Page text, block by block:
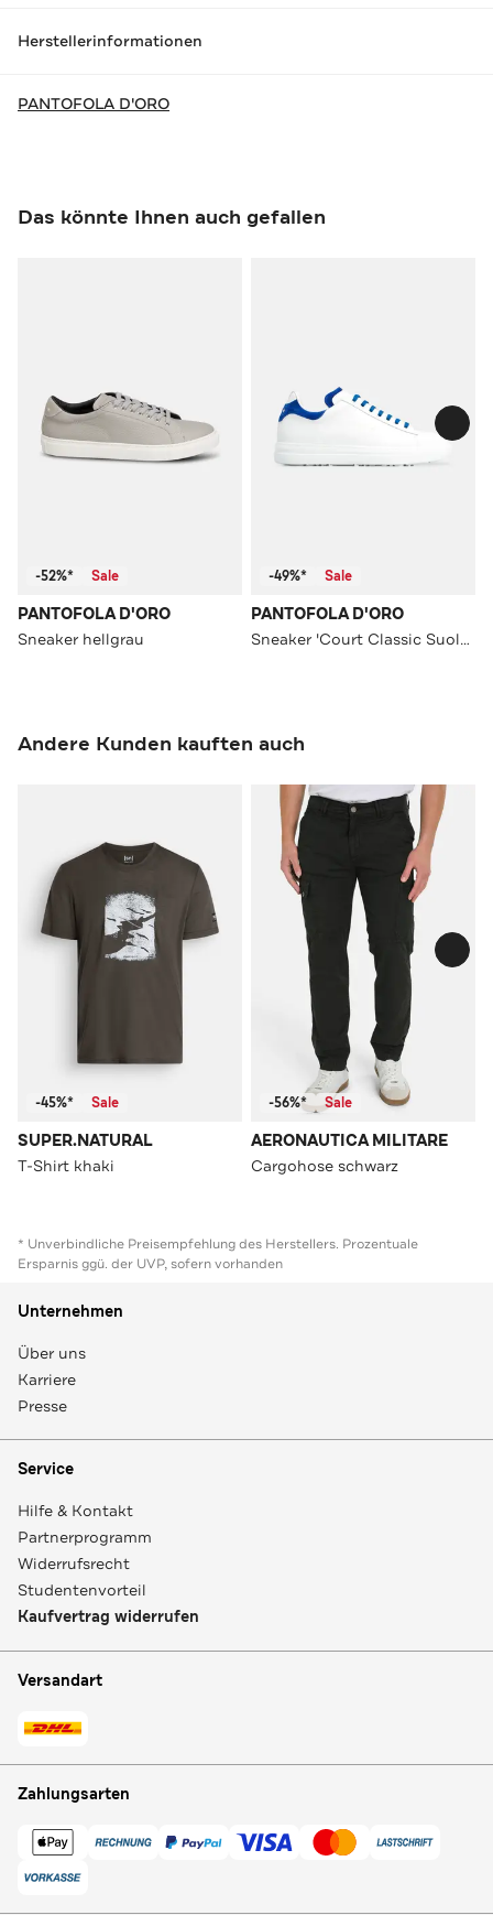
Herstellerinformationen
PANTOFOLA D'ORO
Das könnte Ihnen auch gefallen
-52%* Sale
PANTOFOLA D'ORO
Sneaker hellgrau
-49%* Sale
PANTOFOLA D'ORO
Sneaker 'Court Classic Suola' zweifarbig
Andere Kunden kauften auch
-45%* Sale
SUPER.NATURAL
T-Shirt khaki
-56%* Sale
AERONAUTICA MILITARE
Cargohose schwarz
* Unverbindliche Preisempfehlung des Herstellers. Prozentuale
Ersparnis ggü. der UVP, sofern vorhanden
Unternehmen
Über uns
Karriere
Presse
Service
Hilfe & Kontakt
Partnerprogramm
Widerrufsrecht
Studentenvorteil
Kaufvertrag widerrufen
Versandart
Zahlungsarten